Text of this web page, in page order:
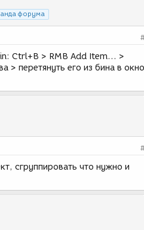
форума
Ctrl+B > RMB Add Item... >
> перетянуть его из бина в окно
сгруппировать что нужно и